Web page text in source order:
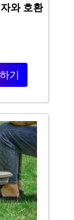
와 호환
기